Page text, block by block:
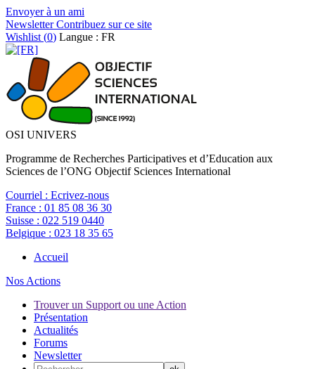
Envoyer à un ami
NewsletterContribuez sur ce site
Wishlist (0) Langue : FR
OSI UNIVERS
Programme de Recherches Participatives et d’Education aux
Sciences de l’ONG Objectif Sciences International
Courriel : Ecrivez-nous
France : 01 85 08 36 30
Suisse : 022 519 0440
Belgique : 023 18 35 65
Accueil
Nos Actions
Trouver un Support ou une Action
Présentation
Actualités
Forums
Newsletter